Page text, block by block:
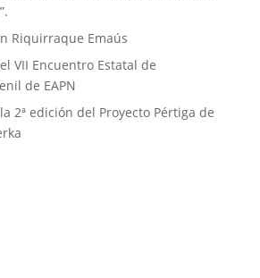
Riquirraque Emaús
VII Encuentro Estatal de
de EAPN
2ª edición del Proyecto Pértiga de